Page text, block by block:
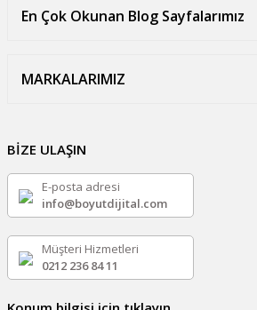
En Çok Okunan Blog Sayfalarımız
MARKALARIMIZ
BİZE ULAŞIN
E-posta adresi
info@boyutdijital.com
Müşteri Hizmetleri
0212 236 84 11